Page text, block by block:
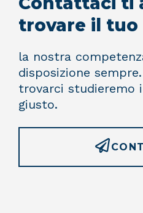
trovare il
la nostra
disposizione
trovarci studieremo
giusto.